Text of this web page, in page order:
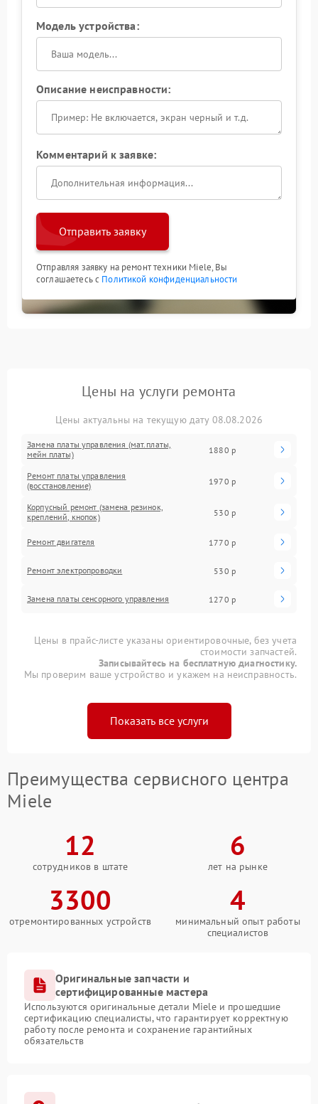
Модель устройства:
Описание неисправности:
Комментарий к заявке:
Отправить заявку
Отправляя заявку на ремонт техники Miele, Вы
соглашаетесь с Политикой конфиденциальности
Цены на услуги ремонта
Цены актуальны на текущую дату 08.08.2026
Замена платы управления (мат.платы,
мейн платы)
1880 р
Ремонт платы управления
(восстановление)
1970 р
Корпусный ремонт (замена резинок,
креплений, кнопок)
530 р
Ремонт двигателя 1770 р
Ремонт электропроводки 530 р
Замена платы сенсорного управления 1270 р
Цены в прайс-листе указаны ориентировочные, без учета
стоимости запчастей.
Записывайтесь на бесплатную диагностику.
Мы проверим ваше устройство и укажем на неисправность.
Показать все услуги
Преимущества сервисного центра
Miele
12
сотрудников в штате
6
лет на рынке
3300
отремонтированных устройств
4
минимальный опыт работы
специалистов
Оригинальные запчасти и
сертифицированные мастера
Используются оригинальные детали Miele и прошедшие
сертификацию специалисты, что гарантирует корректную
работу после ремонта и сохранение гарантийных
обязательств